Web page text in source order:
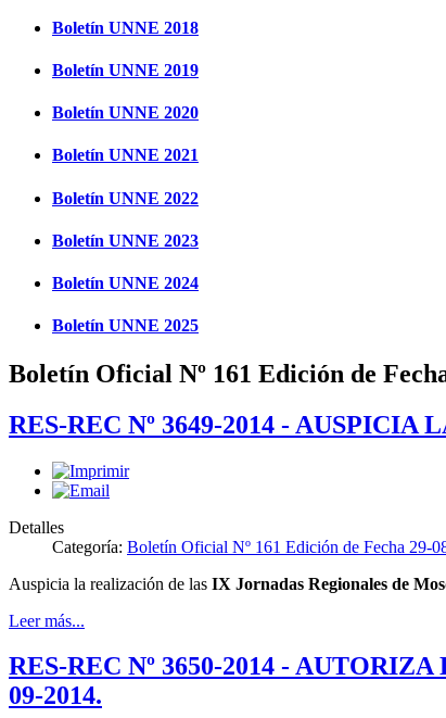
Boletín UNNE 2018
Boletín UNNE 2019
Boletín UNNE 2020
Boletín UNNE 2021
Boletín UNNE 2022
Boletín UNNE 2023
Boletín UNNE 2024
Boletín UNNE 2025
Boletín Oficial Nº 161 Edición de
RES-REC Nº 3649-2014 -
Detalles
Categoría: Boletín Oficial Nº 161 Edición de Fecha 29-
Auspicia la realización de las IX Jornadas Regionales de
Leer más...
RES-REC Nº 3650-2014 -
09-2014.